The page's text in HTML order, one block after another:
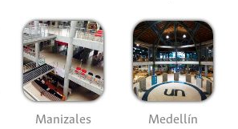
Manizales Medellín